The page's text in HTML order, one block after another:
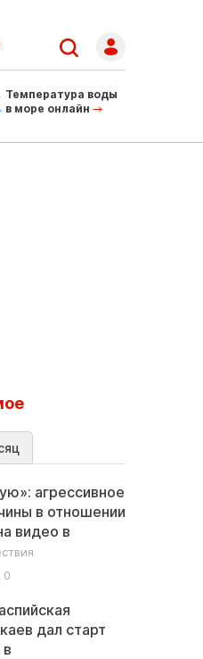
Температура воды
в море онлайн
агрессивное
в отношении
видео в
0
дал старт